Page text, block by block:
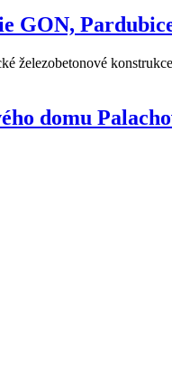
GON,
domu